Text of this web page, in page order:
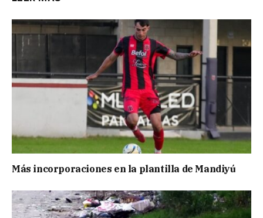
Más incorporaciones en la plantilla de Mandiyú